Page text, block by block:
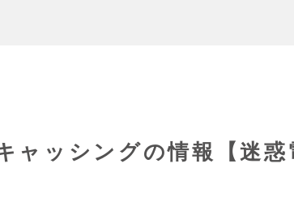
ャッシングの情報【迷惑